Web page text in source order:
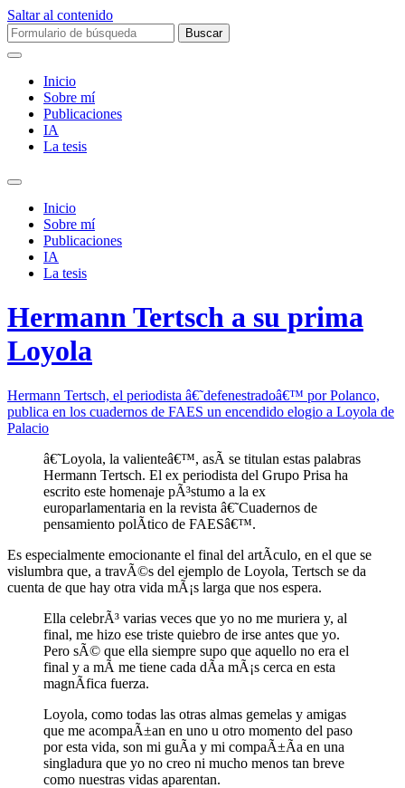
Saltar al contenido
Buscar:
Inicio
Sobre mí­
Publicaciones
IA
La tesis
Alternar
campo
búsqueda
Inicio
Sobre mí­
Publicaciones
IA
La tesis
Hermann Tertsch a su prima
Loyola
Hermann Tertsch, el periodista â€˜defenestradoâ€™ por Polanco,
publica en los cuadernos de FAES un encendido elogio a Loyola de
Palacio
â€˜Loyola, la valienteâ€™, asÃ­ se titulan estas palabras
Hermann Tertsch. El ex periodista del Grupo Prisa ha
escrito este homenaje pÃ³stumo a la ex
europarlamentaria en la revista â€˜Cuadernos de
pensamiento polÃ­tico de FAESâ€™.
Es especialmente emocionante el final del artÃ­culo, en el que se
vislumbra que, a travÃ©s del ejemplo de Loyola, Tertsch se da
cuenta de que hay otra vida mÃ¡s larga que nos espera.
Ella celebrÃ³ varias veces que yo no me muriera y, al
final, me hizo ese triste quiebro de irse antes que yo.
Pero sÃ© que ella siempre supo que aquello no era el
final y a mÃ­ me tiene cada dÃ­a mÃ¡s cerca en esta
magnÃ­fica fuerza.
Loyola, como todas las otras almas gemelas y amigas
que me acompaÃ±an en uno u otro momento del paso
por esta vida, son mi guÃ­a y mi compaÃ±Ã­a en una
singladura que yo no creo ni mucho menos tan breve
como nuestras vidas aparentan.